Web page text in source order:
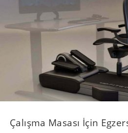
Çalışma Masası İçin